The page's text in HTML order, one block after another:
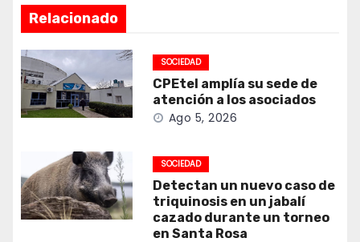
Relacionado
SOCIEDAD
CPEtel amplía su sede de
atención a los asociados
Ago 5, 2026
SOCIEDAD
Detectan un nuevo caso de
triquinosis en un jabalí
cazado durante un torneo
en Santa Rosa